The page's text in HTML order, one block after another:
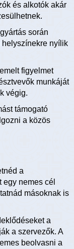
és alkotók akár
során
nyílik
figyelmet
munkáját
végig.
támogató
a közös
a
nemes cél
másoknak is
a
a szervezők. A
beolvasni a